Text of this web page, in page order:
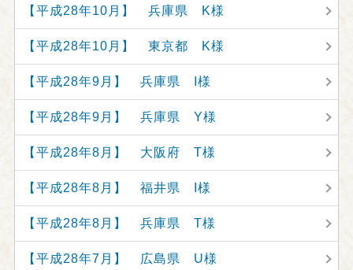
【平成28年10月】 兵庫県 K様
【平成28年10月】 東京都 K様
【平成28年9月】 兵庫県 I様
【平成28年9月】 兵庫県 Y様
【平成28年8月】 大阪府 T様
【平成28年8月】 福井県 I様
【平成28年8月】 兵庫県 T様
【平成28年7月】 広島県 U様